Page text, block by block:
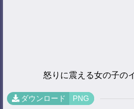
怒りに震える女の子の
ダウンロード PNG